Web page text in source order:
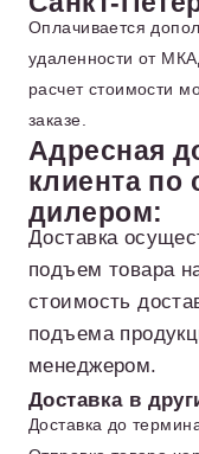
Оплачивается
удаленности от
расчет стоимости
заказе.
Адресная
клиента по
дилером:
Доставка
подъем товара
стоимость
подъема
менеджером.
Доставка в
Доставка до